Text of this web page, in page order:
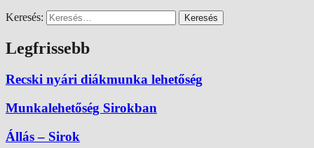
Keresés:
Legfrissebb
Recski nyári diákmunka lehetőség
Munkalehetőség Sirokban
Állás – Sirok